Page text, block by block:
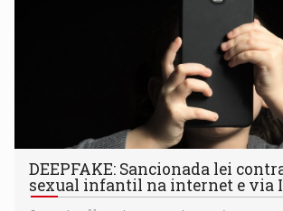
DEEPFAKE: Sancionada lei
sexual infantil na internet e via